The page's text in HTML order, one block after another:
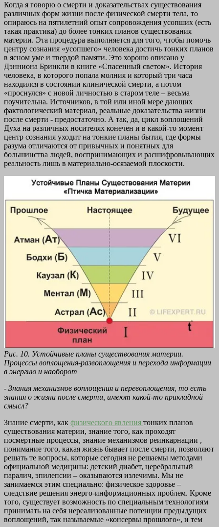
Когда я говорю о смерти и доказательствах существования
различных форм жизни после физической смерти тела, то
опираюсь на пятилетний опыт сопровождения усопших (есть
такая практика) до более тонких планов существования
материи. Эта процедура выполняется для того, чтобы помочь
центру сознания «усопшего» человека достичь тонких планов
в ясном уме и твердой памяти. Это хорошо описано у
Дэнниона Бринкли в книге «Спасенный светом». История
человека, в которого попала молния и который три часа
находился в состоянии клинической смерти, а потом
«проснулся» с новой личностью в старом теле – весьма
поучительна. Источников, в той или иной мере дающих
фактологический материал, реальные доказательства жизни
после смерти - предостаточно. А так, да, цикл воплощений
Духа на различных носителях конечен и в какой-то момент
центр сознания уходит на тонкие планы бытия, где формы
разума отличаются от привычных и понятных для
большинства людей, воспринимающих и расшифровывающих
реальность лишь в материально-осязаемой плоскости.
Рис. 10. Устойчивые планы существования материи.
Процессы воплощения-развоплощения и перехода информации
в энергию и наоборот
- Знания механизмов воплощения и перевоплощения, то есть
знания о жизни после смерти, имеют какой-то прикладной
смысл?
Знание смерти, как физического явления тонких планов
существования материи, знание того, как проходят
посмертные процессы, знание механизмов реинкарнации ,
понимание того, какая жизнь бывает после смерти, позволяют
решать те вопросы, которые сегодня не решаемы методами
официальной медицины: детский диабет, церебральный
паралич, эпилепсии – оказываются излечимы. Мы не
занимаемся этим специально: физическое здоровье –
следствие решения энерго-информационных проблем. Кроме
того, существует возможность по специальным технологиям
принимать на себя нереализованные потенции предыдущих
воплощений, так называемые «консервы прошлого», и тем